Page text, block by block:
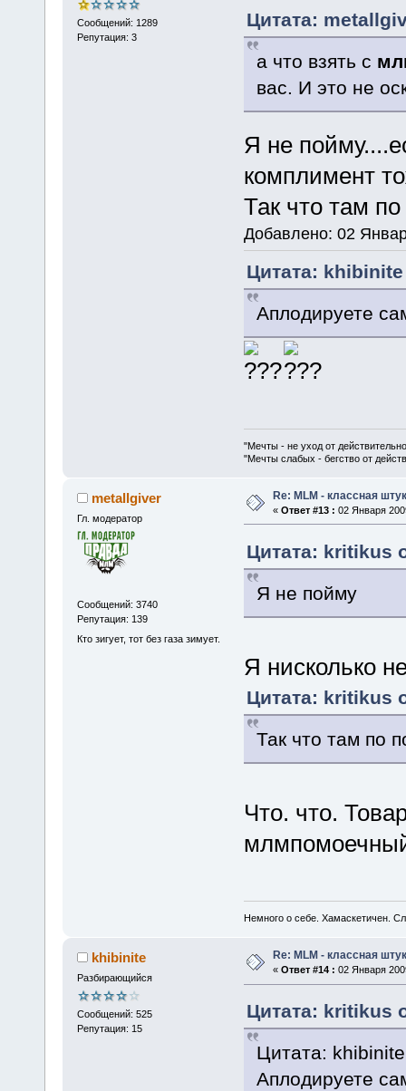
Сообщений: 1289
Репутация: 3
Цитата:
а что взять с
вас. И это не
Я не
комплимент
Так что там
Добавлено: 02
Цитата:
Аплодируете
"Мечты - не уход от
"Мечты слабых - бегство от
metallgiver
Гл. модератор
Сообщений: 3740
Репутация: 139
Кто зигует, тот без газа зимует.
Re: MLM - классная
« Ответ #13 : 02 Января
Цитата: kritikus
Я не пойму
Я нисколько
Цитата: kritikus
Так что там по
Что. что.
Немного о себе. Хамаскетичен.
khibinite
Разбирающийся
Сообщений: 525
Репутация: 15
Re: MLM - классная
« Ответ #14 : 02 Января
Цитата: kritikus
Цитата:
Аплодируете